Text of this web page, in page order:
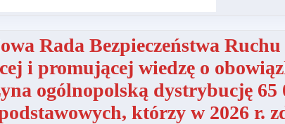
Rada Bezpieczeństwa Ruchu
i promującej wiedzę o
ogólnopolską dystrybucję 65
którzy w 2026 r.